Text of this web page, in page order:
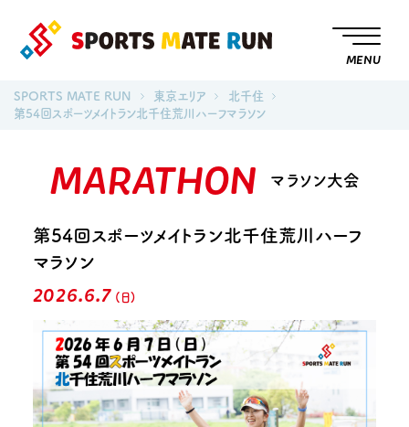
SPORTS MATE RUN 東京エリア
北千住
第54回スポーツメイトラン北千住荒川ハーフマラソン
MENU
MARATHON マラソン大会
第54回スポーツメイトラン北千住荒川ハーフ
マラソン
2026.6.7 (日)